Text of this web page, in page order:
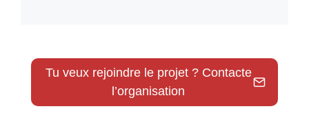
Tu veux rejoindre le projet ? Contacte
l’organisation